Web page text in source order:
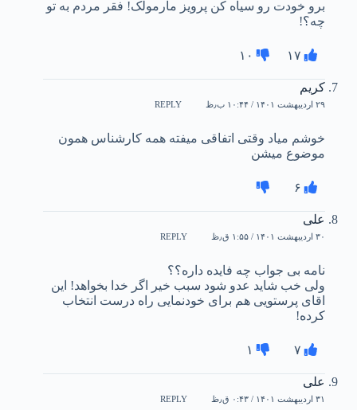
برو خودت رو سیاه کن پرویز مارمولک! فقر مردم به تو
چه؟!
۱۷ ۱۰
کریم
۲۹ اردیبهشت ۱۴۰۱ / ۱۰:۴۴ ب٫ظ REPLY
خوشم میاد وقتی اتفاقی میفته همه کارشناس همون
موضوع میشن
۶
علی
۳۰ اردیبهشت ۱۴۰۱ / ۱:۵۵ ق٫ظ REPLY
نامه بی جواب چه فایده داره؟؟
ولی خب شاید عدو شود سبب خیر اگر خدا بخواهد! این
اقای پرستویی هم برای خودنمایی راه درست انتخاب
کرده!
۷ ۱
علی
۳۱ اردیبهشت ۱۴۰۱ / ۰:۴۳ ق٫ظ REPLY